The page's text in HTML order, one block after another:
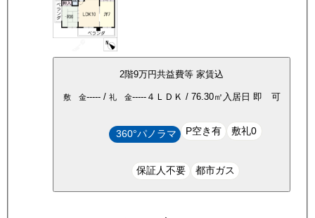
2階9万円共益費等 家賃込
敷 金-----/ 礼 金-----４ＬＤＫ / 76.30㎡ 入居日 即 可
360°パノラマ P空き有 敷礼0
保証人不要 都市ガス